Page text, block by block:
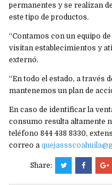
permanentes y se realizan
este tipo de productos.
“Contamos con un equipo
visitan establecimientos y
externó.
“En todo el estado, a través
mantenemos un plan de
En caso de identificar la
consumo resulta altamente
teléfono 844 438 8330,
correo a
Share: